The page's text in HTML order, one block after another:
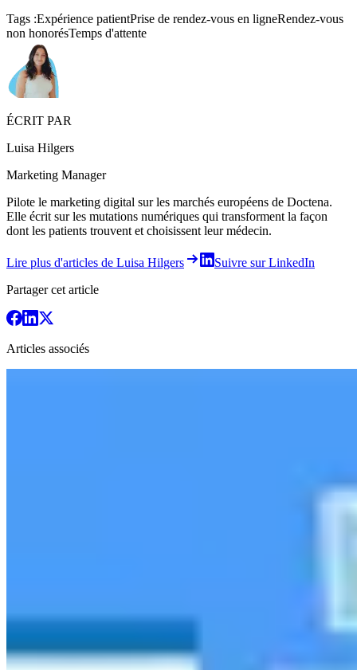
Tags :Expérience patientPrise de rendez-vous en ligneRendez-vous
non honorésTemps d'attente
ÉCRIT PAR
Luisa Hilgers
Marketing Manager
Pilote le marketing digital sur les marchés européens de Doctena.
Elle écrit sur les mutations numériques qui transforment la façon
dont les patients trouvent et choisissent leur médecin.
Lire plus d'articles de Luisa Hilgers
Suivre sur LinkedIn
Partager cet article
Articles associés